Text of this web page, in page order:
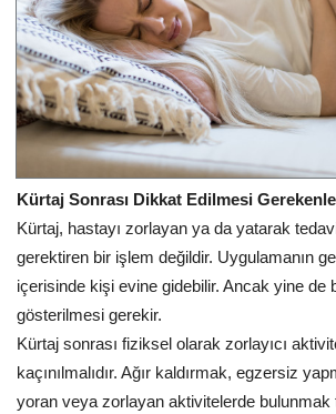
Kürtaj Sonrası Dikkat Edilmesi
Kürtaj, hastayı zorlayan ya da yatarak tedavi
gerektiren bir işlem değildir. Uygulamanın
içerisinde kişi evine gidebilir. Ancak yine de
gösterilmesi gerekir.
Kürtaj sonrası fiziksel olarak zorlayıcı
kaçınılmalıdır. Ağır kaldırmak, egzersiz
yoran veya zorlayan aktivitelerde